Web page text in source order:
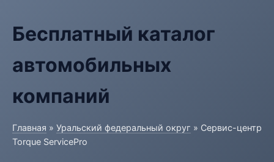
Бесплатный каталог
автомобильных
компаний
Главная » Уральский федеральный округ » Сервис-центр
Torque ServicePro